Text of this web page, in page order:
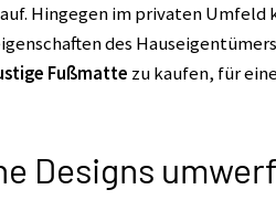
Hingegen im privaten
des
Fußmatte zu kaufen, für
Designs